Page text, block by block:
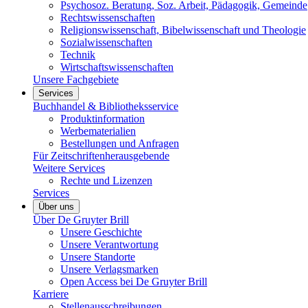
Psychosoz. Beratung, Soz. Arbeit, Pädagogik, Gemeinde
Rechtswissenschaften
Religionswissenschaft, Bibelwissenschaft und Theologie
Sozialwissenschaften
Technik
Wirtschaftswissenschaften
Unsere Fachgebiete
Services
Buchhandel & Bibliotheksservice
Produktinformation
Werbematerialien
Bestellungen und Anfragen
Für Zeitschriftenherausgebende
Weitere Services
Rechte und Lizenzen
Services
Über uns
Über De Gruyter Brill
Unsere Geschichte
Unsere Verantwortung
Unsere Standorte
Unsere Verlagsmarken
Open Access bei De Gruyter Brill
Karriere